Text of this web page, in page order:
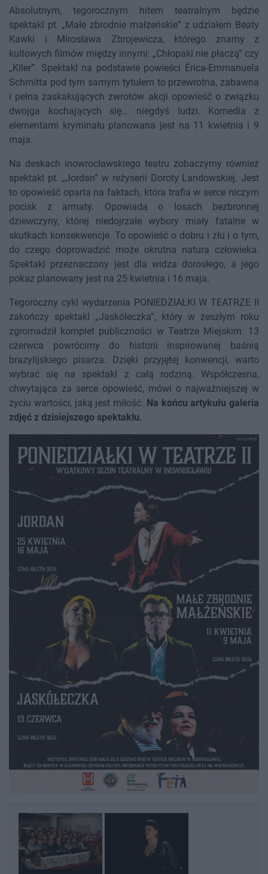
Absolutnym, tegorocznym hitem teatralnym będzie
spektakl pt. „Małe zbrodnie małżeńskie” z udziałem Beaty
Kawki i Mirosława Zbrojewicza, którego znamy z
kultowych filmów między innymi: „Chłopaki nie płaczą” czy
„Kiler”. Spektakl na podstawie powieści Érica-Emmanuela
Schmitta pod tym samym tytułem to przewrotna, zabawna
i pełna zaskakujących zwrotów akcji opowieść o związku
dwojga kochających się… niegdyś ludzi. Komedia z
elementami kryminału planowana jest na 11 kwietnia i 9
maja.
Na deskach inowrocławskiego teatru zobaczymy również
spektakl pt. „Jordan” w reżyserii Doroty Landowskiej. Jest
to opowieść oparta na faktach, która trafia w serce niczym
pocisk z armaty. Opowiada o losach bezbronnej
dziewczyny, której niedojrzałe wybory miały fatalne w
skutkach konsekwencje. To opowieść o dobru i złu i o tym,
do czego doprowadzić może okrutna natura człowieka.
Spektakl przeznaczony jest dla widza dorosłego, a jego
pokaz planowany jest na 25 kwietnia i 16 maja.
Tegoroczny cykl wydarzenia PONIEDZIAŁKI W TEATRZE II
zakończy spektakl „Jaskółeczka”, który w zeszłym roku
zgromadził komplet publiczności w Teatrze Miejskim. 13
czerwca powrócimy do historii inspirowanej baśnią
brazylijskiego pisarza. Dzięki przyjętej konwencji, warto
wybrać się na spektakl z całą rodziną. Współczesna,
chwytająca za serce opowieść, mówi o najważniejszej w
życiu wartości, jaką jest miłość. Na końcu artykułu galeria
zdjęć z dzisiejszego spektaklu.